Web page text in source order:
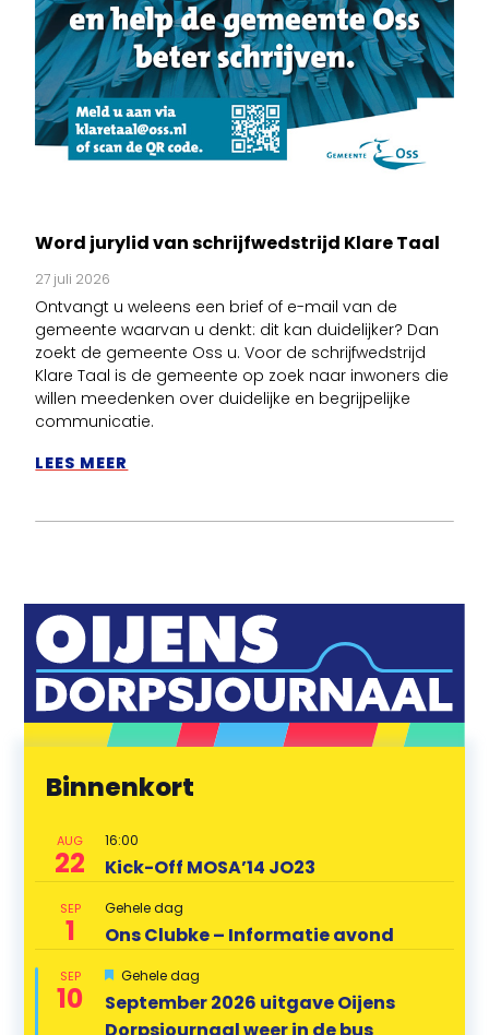
Word jurylid van schrijfwedstrijd Klare Taal
27 juli 2026
Ontvangt u weleens een brief of e-mail van de
gemeente waarvan u denkt: dit kan duidelijker? Dan
zoekt de gemeente Oss u. Voor de schrijfwedstrijd
Klare Taal is de gemeente op zoek naar inwoners die
willen meedenken over duidelijke en begrijpelijke
communicatie.
LEES MEER
Binnenkort
AUG
22
16:00
Kick-Off MOSA’14 JO23
SEP
1
Gehele dag
Ons Clubke – Informatie avond
SEP
10
U
t
g
Gehele dag
September 2026 uitgave Oijens
Dorpsjournaal weer in de bus